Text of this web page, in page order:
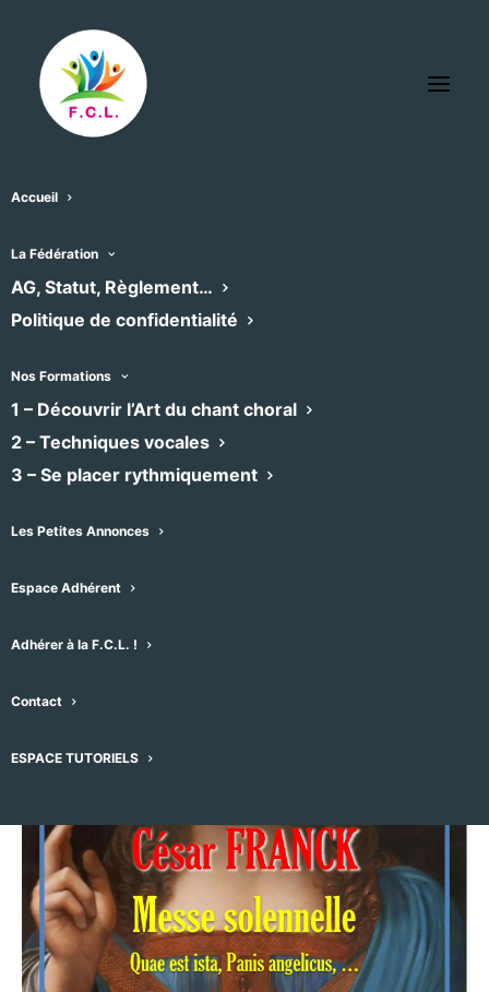
Accueil
La Fédération
AG, Statut, Règlement…
Politique de confidentialité
Nos Formations
1 – Découvrir l’Art du chant choral
2 – Techniques vocales
3 – Se placer rythmiquement
Les Petites Annonces
Espace Adhérent
Adhérer à la F.C.L. !
Contact
ESPACE TUTORIELS
« Tous les Évènements
César FRANCK